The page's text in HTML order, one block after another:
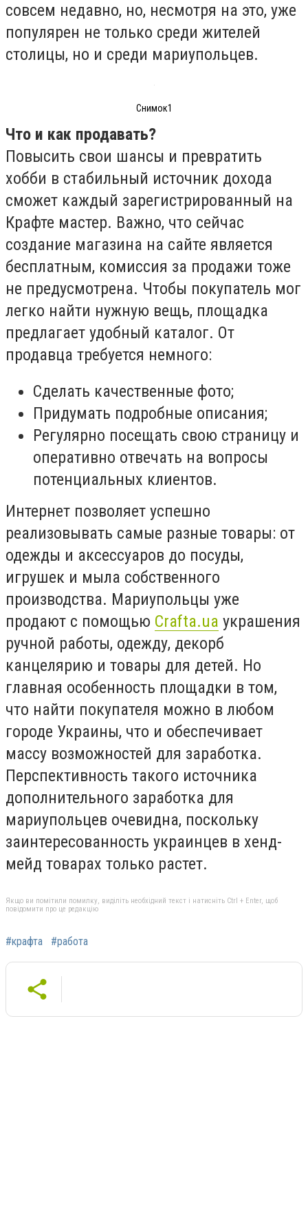
совсем недавно, но, несмотря на это, уже
популярен не только среди жителей
столицы, но и среди мариупольцев.
Снимок1
Что и как продавать?
Повысить свои шансы и превратить
хобби в стабильный источник дохода
сможет каждый зарегистрированный на
Крафте мастер. Важно, что сейчас
создание магазина на сайте является
бесплатным, комиссия за продажи тоже
не предусмотрена. Чтобы покупатель мог
легко найти нужную вещь, площадка
предлагает удобный каталог. От
продавца требуется немного:
Сделать качественные фото;
Придумать подробные описания;
Регулярно посещать свою страницу и
оперативно отвечать на вопросы
потенциальных клиентов.
Интернет позволяет успешно
реализовывать самые разные товары: от
одежды и аксессуаров до посуды,
игрушек и мыла собственного
производства. Мариупольцы уже
продают с помощью Crafta.ua украшения
ручной работы, одежду, декорб
канцелярию и товары для детей. Но
главная особенность площадки в том,
что найти покупателя можно в любом
городе Украины, что и обеспечивает
массу возможностей для заработка.
Перспективность такого источника
дополнительного заработка для
мариупольцев очевидна, поскольку
заинтересованность украинцев в хенд-
мейд товарах только растет.
Якщо ви помітили помилку, виділіть необхідний текст і натисніть Ctrl + Enter, щоб
повідомити про це редакцію
#крафта #работа